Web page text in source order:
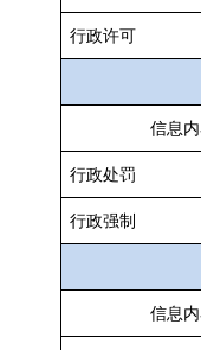
行政许可
信息
行政处罚
行政强制
信息